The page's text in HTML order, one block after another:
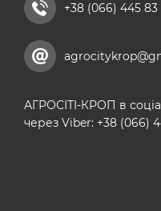
+38 (066) 445 83
АГРОСІТІ-КРОП в
через Viber: +38 (066)